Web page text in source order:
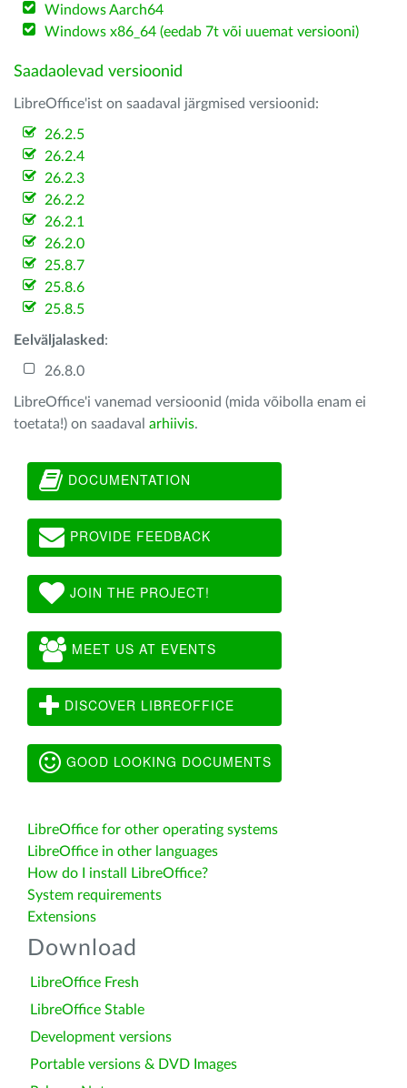
Windows Aarch64
Windows x86_64 (eedab 7t või uuemat versiooni)
Saadaolevad versioonid
LibreOffice'ist on saadaval järgmised versioonid:
26.2.5
26.2.4
26.2.3
26.2.2
26.2.1
26.2.0
25.8.7
25.8.6
25.8.5
Eelväljalasked :
26.8.0
LibreOffice'i vanemad versioonid (mida võibolla enam ei
toetata!) on saadaval arhiivis.
DOCUMENTATION
PROVIDE FEEDBACK
JOIN THE PROJECT!
MEET US AT EVENTS
DISCOVER LIBREOFFICE
GOOD LOOKING DOCUMENTS
LibreOffice for other operating systems
LibreOffice in other languages
How do I install LibreOffice?
System requirements
Extensions
Download
LibreOffice Fresh
LibreOffice Stable
Development versions
Portable versions & DVD Images